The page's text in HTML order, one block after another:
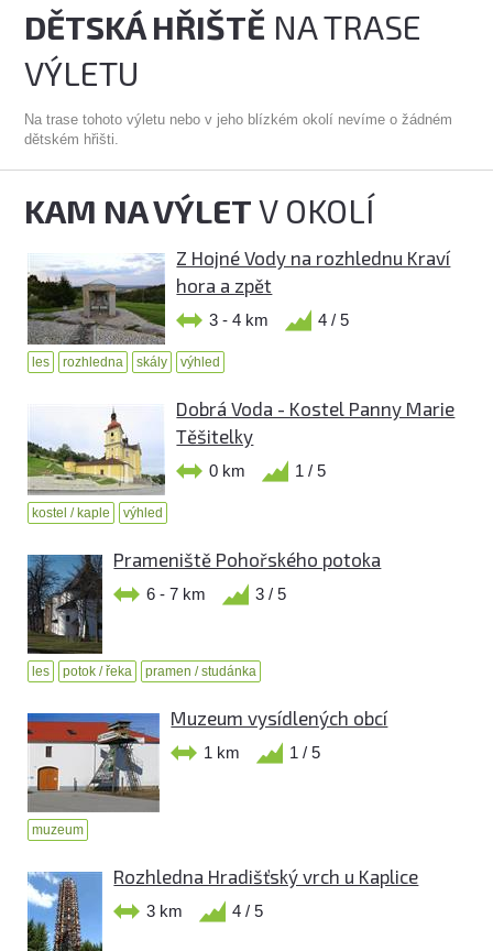
DĚTSKÁ HŘIŠTĚ NA TRASE
VÝLETU
Na trase tohoto výletu nebo v jeho blízkém okolí nevíme o žádném
dětském hřišti.
KAM NA VÝLETV OKOLÍ
Z Hojné Vody na rozhlednu Kraví
hora a zpět
3 - 4 km 4 / 5
les rozhledna skály výhled
Dobrá Voda - Kostel Panny Marie
Těšitelky
0 km 1 / 5
kostel / kaple výhled
Prameniště Pohořského potoka
6 - 7 km 3 / 5
les potok / řeka pramen / studánka
Muzeum vysídlených obcí
1 km 1 / 5
muzeum
Rozhledna Hradišťský vrch u Kaplice
3 km 4 / 5